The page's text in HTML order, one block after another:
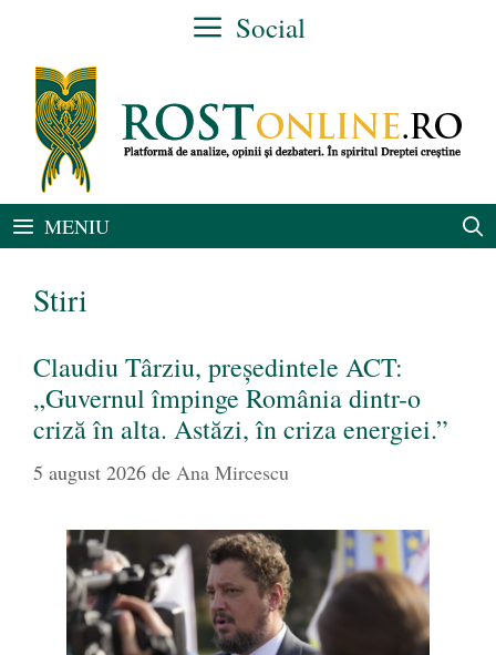
conținut
Social
MENIU
Stiri
Claudiu Târziu, președintele ACT:
„Guvernul împinge România dintr-o
criză în alta. Astăzi, în criza energiei.”
5 august 2026 de Ana Mircescu